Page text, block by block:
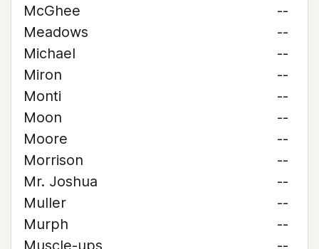
McGhee
--
Meadows
--
Michael
--
Miron
--
Monti
--
Moon
--
Moore
--
Morrison
--
Mr. Joshua
--
Muller
--
Murph
--
Muscle-ups
--